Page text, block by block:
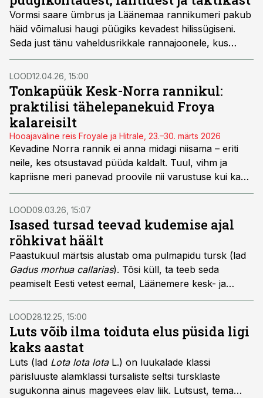
Vormsi saare ümbrus ja Läänemaa rannikumeri pakub
häid võimalusi haugi püügiks kevadest hilissügiseni.
Seda just tänu vaheldusrikkale rannajoonele, kus
madalad lahesopid ja karitipud vahelduvad, hoides
kinni sooja vett ning vajalikku söögipoolist.
LOOD12.04.26, 15:00
Tonkapüük Kesk-Norra rannikul:
praktilisi tähelepanekuid Froya
kalareisilt
Hooajaväline reis Froyale ja Hitrale, 23.–30. märts 2026
Kevadine Norra rannik ei anna midagi niisama – eriti
neile, kes otsustavad püüda kaldalt. Tuul, vihm ja
kapriisne meri panevad proovile nii varustuse kui ka
mehed, aga just sellistes oludes sünnivad lood, mida
rääkida ja meenutada. Kas Norra rannikumeri on
tõepoolest kalasupp, nagu sageli arvatakse, või peidab
see hoopis teistsugust reaalsust?
LOOD09.03.26, 15:07
Isased tursad teevad kudemise ajal
röhkivat häält
Paastukuul märtsis alustab oma pulmapidu tursk (lad
Gadus morhua callarias). Tõsi küll, ta teeb seda
peamiselt Eesti vetest eemal, Läänemere kesk- ja
lõunaosa süvikutes, kuid tähtsa töönduskalana
maksab talle tähelepanu pöörata.
LOOD28.12.25, 15:00
Luts võib ilma toiduta elus püsida ligi
kaks aastat
Luts (lad Lota lota lotaL.) on luukalade klassi
pärisluuste alamklassi tursaliste seltsi tursklaste
sugukonna ainus magevees elav liik. Lutsust, tema